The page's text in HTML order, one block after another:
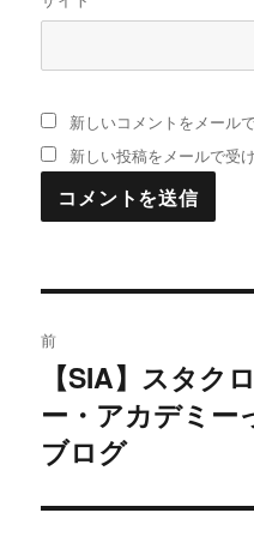
新しいコメントをメール
新しい投稿をメールで受
稿
ナ
ビ
ゲ
前
去
の
稿:
【SIA】スタク
ー・アカデミー
ブログ